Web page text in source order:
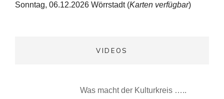
Sonntag, 06.12.2026 Wörrstadt (Karten verfügbar)
VIDEOS
Was macht der Kulturkreis …..